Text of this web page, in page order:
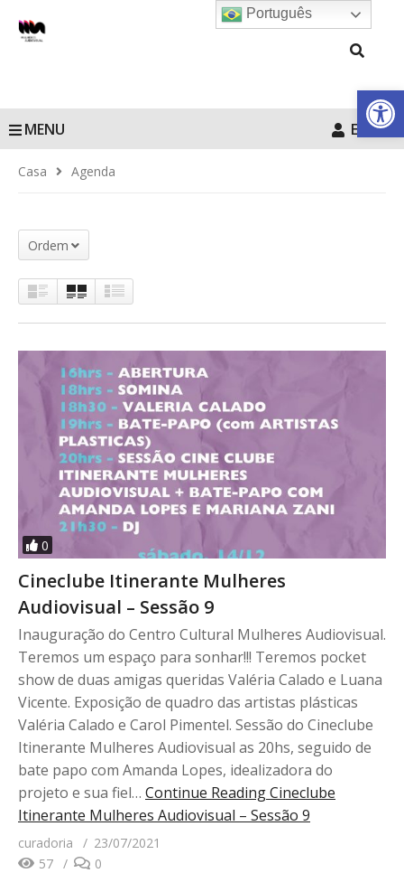
Barra de
MENU Entrar
Casa Agenda
Ordem
0
Cineclube Itinerante Mulheres
Audiovisual – Sessão 9
Inauguração do Centro Cultural Mulheres Audiovisual.
Teremos um espaço para sonhar!!! Teremos pocket
show de duas amigas queridas Valéria Calado e Luana
Vicente. Exposição de quadro das artistas plásticas
Valéria Calado e Carol Pimentel. Sessão do Cineclube
Itinerante Mulheres Audiovisual as 20hs, seguido de
bate papo com Amanda Lopes, idealizadora do
projeto e sua fiel… Continue ReadingCineclube
Itinerante Mulheres Audiovisual – Sessão 9
curadoria
23/07/2021
57
0
Português